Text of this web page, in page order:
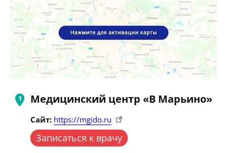
Медицинский центр «В Марьино»
Сайт: https://mgido.ru
Записаться к врачу